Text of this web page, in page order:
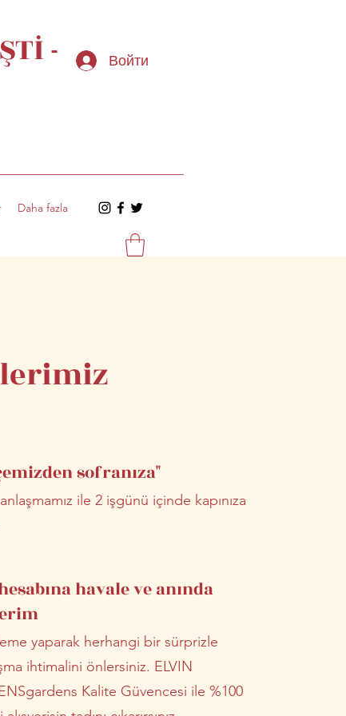
-
Войти
Daha fazla
sofranıza"
ile 2 işgünü içinde kapınıza
havale ve anında
yaparak herhangi bir sürprizle
ihtimalini önlersiniz. ELVIN
Kalite Güvencesi ile %100